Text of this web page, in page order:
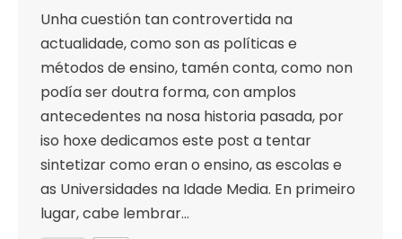
Unha cuestión tan controvertida na
actualidade, como son as políticas e
métodos de ensino, tamén conta, como non
podía ser doutra forma, con amplos
antecedentes na nosa historia pasada, por
iso hoxe dedicamos este post a tentar
sintetizar como eran o ensino, as escolas e
as Universidades na Idade Media. En primeiro
lugar, cabe lembrar…